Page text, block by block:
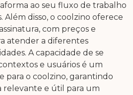
ao seu fluxo de trabalho
Além disso, o coolzino oferece
com preços e
atender a diferentes
A capacidade de se
e usuários é um
para o coolzino, garantindo
relevante e útil para um